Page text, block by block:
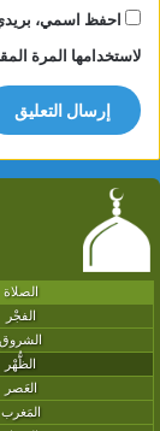
احفظ اسمي، بريدي
لاستخدامها المرة